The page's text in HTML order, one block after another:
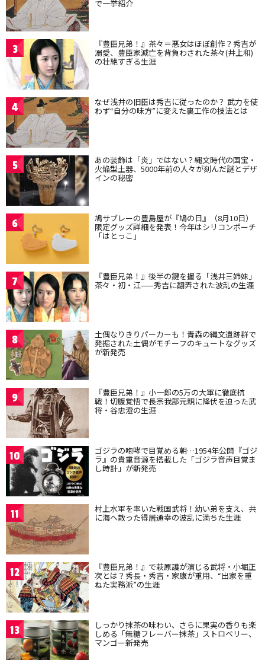
で一挙紹介
3 『豊臣兄弟！』茶々＝悪女はほぼ創作？秀吉が
溺愛、豊臣家滅亡を背負わされた茶々(井上和)
の壮絶すぎる生涯
4 なぜ浅井の旧臣は秀吉に従ったのか？ 武力を使
わず“自分の味方”に変えた裏工作の技法とは
5 あの装飾は「炎」ではない？縄文時代の国宝・
火焔型土器、5000年前の人々が刻んだ謎とデザ
インの秘密
6 鳩サブレーの豊島屋が『鳩の日』（8月10日）
限定グッズ詳細を発表！今年はシリコンポーチ
「はとっこ」
7 『豊臣兄弟！』後半の鍵を握る「浅井三姉妹」
茶々・初・江——秀吉に翻弄された波乱の生涯
8 土偶なりきりパーカーも！青森の縄文遺跡群で
発掘された土偶がモチーフのキュートなグッズ
が新発売
9 『豊臣兄弟！』小一郎の5万の大軍に徹底抗
戦！切腹覚悟で長宗我部元親に降伏を迫った武
将・谷忠澄の生涯
10 ゴジラの咆哮で目覚める朝…1954年公開『ゴジ
ラ』の貴重音源を搭載した「ゴジラ音声目覚ま
し時計」が新発売
11 村上水軍を率いた戦国武将！幼い弟を支え、共
に海へ散った得居通幸の波乱に満ちた生涯
12 『豊臣兄弟！』で萩原護が演じる武将・小堀正
次とは？秀長・秀吉・家康が重用、“出家を重
ねた実務派”の生涯
13 しっかり抹茶の味わい、さらに果実の香りも楽
しめる「無糖フレーバー抹茶」ストロベリー、
マンゴー新発売